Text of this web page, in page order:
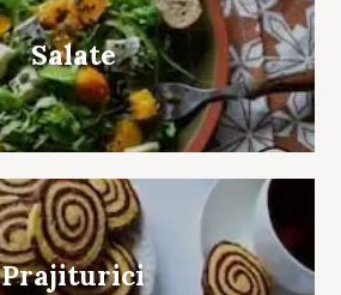
Salate
Prajiturici